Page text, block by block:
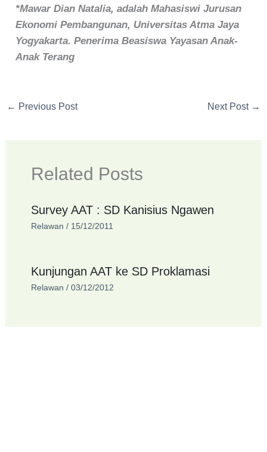
*Mawar Dian Natalia, adalah Mahasiswi Jurusan
Ekonomi Pembangunan, Universitas Atma Jaya
Yogyakarta. Penerima Beasiswa Yayasan Anak-
Anak Terang
← Previous Post Next Post →
Related Posts
Survey AAT : SD Kanisius Ngawen
Relawan / 15/12/2011
Kunjungan AAT ke SD Proklamasi
Relawan / 03/12/2012